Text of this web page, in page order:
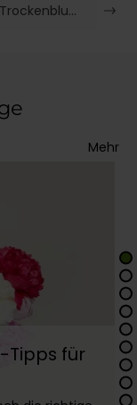
Trockenblumen Pflegetipps
Mehr
Tipps für